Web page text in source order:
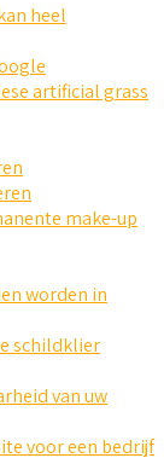
heel
artificial grass
make-up
worden in
schildklier
van uw
voor een bedrijf